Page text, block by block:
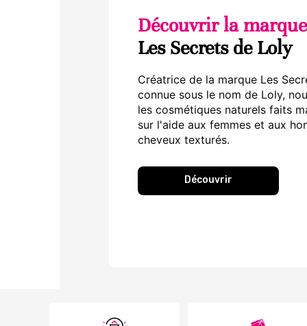
Découvrir la marque
Les Secrets de Loly
Créatrice de la marque Les
connue sous le nom de Loly,
les cosmétiques naturels faits
sur l'aide aux femmes et aux
cheveux texturés.
Découvrir